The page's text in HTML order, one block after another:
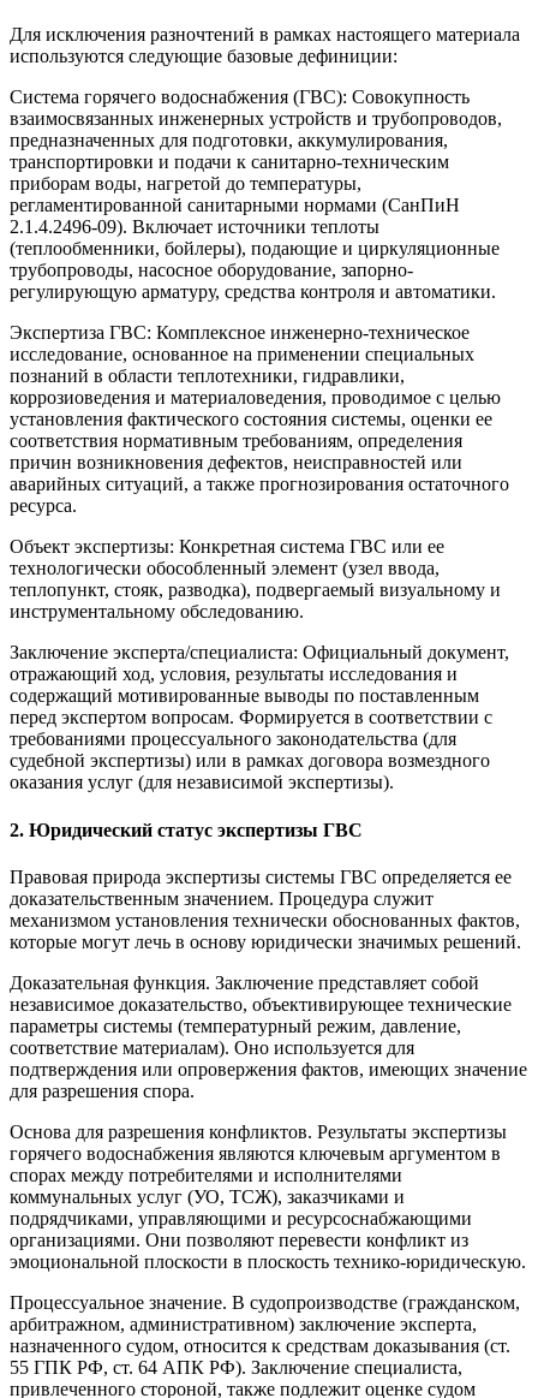
Для исключения разночтений в рамках настоящего материала
используются следующие базовые дефиниции:
Система горячего водоснабжения (ГВС): Совокупность
взаимосвязанных инженерных устройств и трубопроводов,
предназначенных для подготовки, аккумулирования,
транспортировки и подачи к санитарно-техническим
приборам воды, нагретой до температуры,
регламентированной санитарными нормами (СанПиН
2.1.4.2496-09). Включает источники теплоты
(теплообменники, бойлеры), подающие и циркуляционные
трубопроводы, насосное оборудование, запорно-
регулирующую арматуру, средства контроля и автоматики.
Экспертиза ГВС: Комплексное инженерно-техническое
исследование, основанное на применении специальных
познаний в области теплотехники, гидравлики,
коррозиоведения и материаловедения, проводимое с целью
установления фактического состояния системы, оценки ее
соответствия нормативным требованиям, определения
причин возникновения дефектов, неисправностей или
аварийных ситуаций, а также прогнозирования остаточного
ресурса.
Объект экспертизы: Конкретная система ГВС или ее
технологически обособленный элемент (узел ввода,
теплопункт, стояк, разводка), подвергаемый визуальному и
инструментальному обследованию.
Заключение эксперта/специалиста: Официальный документ,
отражающий ход, условия, результаты исследования и
содержащий мотивированные выводы по поставленным
перед экспертом вопросам. Формируется в соответствии с
требованиями процессуального законодательства (для
судебной экспертизы) или в рамках договора возмездного
оказания услуг (для независимой экспертизы).
2. Юридический статус экспертизы ГВС
Правовая природа экспертизы системы ГВС определяется ее
доказательственным значением. Процедура служит
механизмом установления технически обоснованных фактов,
которые могут лечь в основу юридически значимых решений.
Доказательная функция. Заключение представляет собой
независимое доказательство, объективирующее технические
параметры системы (температурный режим, давление,
соответствие материалам). Оно используется для
подтверждения или опровержения фактов, имеющих значение
для разрешения спора.
Основа для разрешения конфликтов. Результаты экспертизы
горячего водоснабжения являются ключевым аргументом в
спорах между потребителями и исполнителями
коммунальных услуг (УО, ТСЖ), заказчиками и
подрядчиками, управляющими и ресурсоснабжающими
организациями. Они позволяют перевести конфликт из
эмоциональной плоскости в плоскость технико-юридическую.
Процессуальное значение. В судопроизводстве (гражданском,
арбитражном, административном) заключение эксперта,
назначенного судом, относится к средствам доказывания (ст.
55 ГПК РФ, ст. 64 АПК РФ). Заключение специалиста,
привлеченного стороной, также подлежит оценке судом